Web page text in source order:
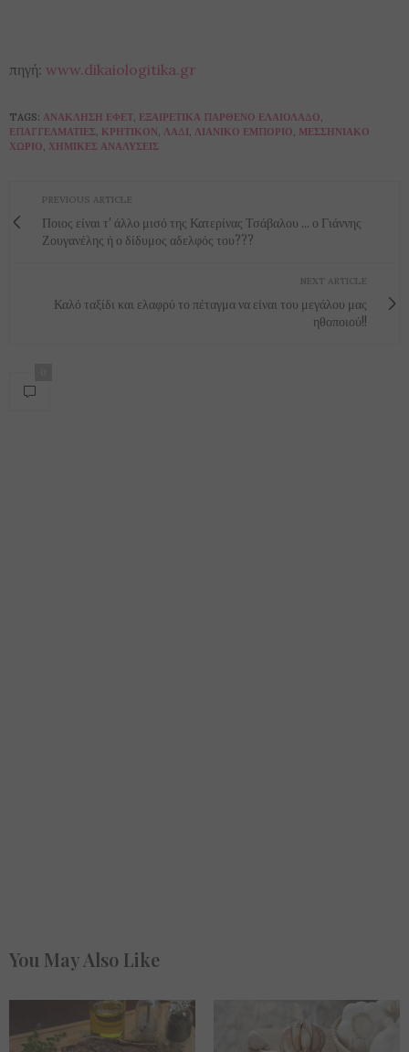
πηγή: www.dikaiologitika.gr
TAGS: ΑΝΆΚΛΗΣΗ ΕΦΕΤ, ΕΞΑΙΡΕΤΙΚΑ ΠΑΡΘΕΝΟ ΕΛΑΙΟΛΑΔΟ,
ΕΠΑΓΓΕΛΜΑΤΊΕΣ, ΚΡΗΤΙΚΟΝ, ΛΆΔΙ, ΛΙΑΝΙΚΌ ΕΜΠΌΡΙΟ, ΜΕΣΣΗΝΙΑΚΟ
ΧΩΡΙΟ, ΧΗΜΙΚΈΣ ΑΝΑΛΎΣΕΙΣ
PREVIOUS ARTICLE
Ποιος είναι τ' άλλο μισό της Κατερίνας Τσάβαλου ... ο Γιάννης
Ζουγανέλης ή ο δίδυμος αδελφός του???
NEXT ARTICLE
Καλό ταξίδι και ελαφρύ το πέταγμα να είναι του μεγάλου μας
ηθοποιού!!
You May Also Like